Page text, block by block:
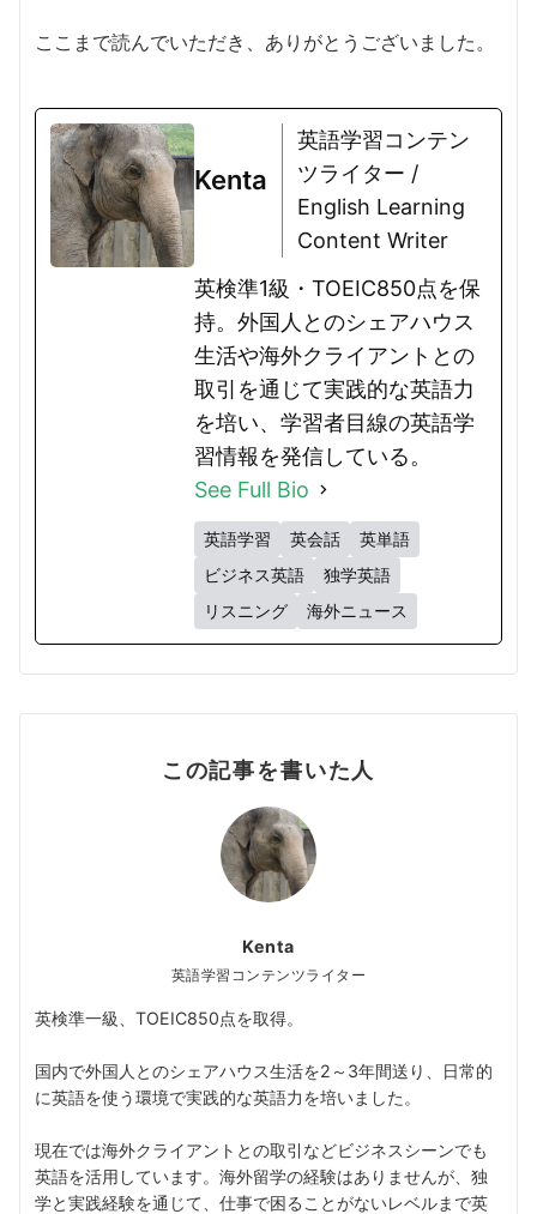
ここまで読んでいただき、ありがとうございました。
Kenta
英語学習コンテン
ツライター /
English Learning
Content Writer
英検準1級・TOEIC850点を保
持。外国人とのシェアハウス
生活や海外クライアントとの
取引を通じて実践的な英語力
を培い、学習者目線の英語学
習情報を発信している。
See Full Bio
英語学習 英会話
英単語
ビジネス英語
独学英語
リスニング
海外ニュース
この記事を書いた人
Kenta
英語学習コンテンツライター
英検準一級、TOEIC850点を取得。
国内で外国人とのシェアハウス生活を2～3年間送り、日常的
に英語を使う環境で実践的な英語力を培いました。
現在では海外クライアントとの取引などビジネスシーンでも
英語を活用しています。海外留学の経験はありませんが、独
学と実践経験を通じて、仕事で困ることがないレベルまで英